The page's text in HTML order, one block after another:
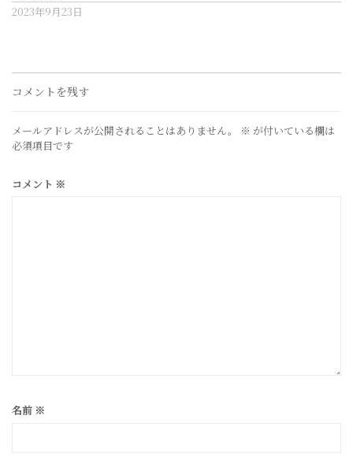
2023年9月23日
コメントを残す
メールアドレスが公開されることはありません。 ※ が付いている欄は
必須項目です
コメント ※
名前 ※